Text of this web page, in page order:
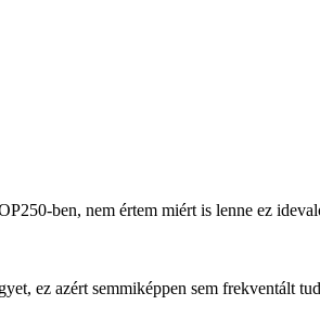
ben, nem értem miért is lenne ez
ez azért semmiképpen sem frekventált